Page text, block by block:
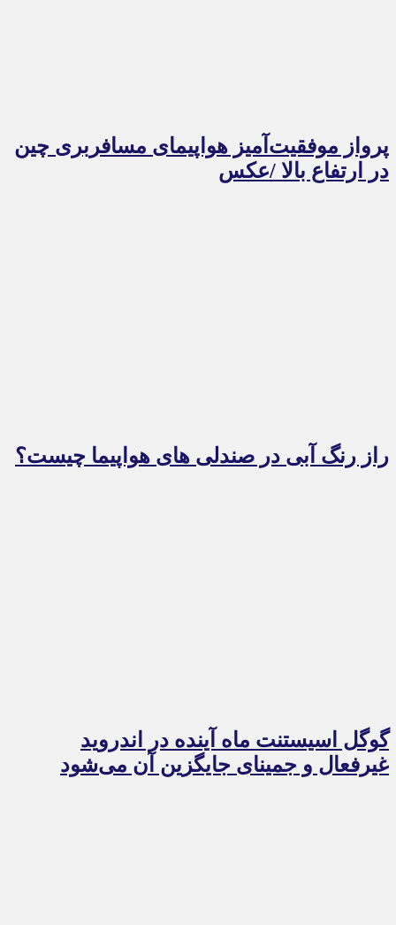
پرواز موفقیت‌آمیز هواپیمای مسافربری چین
در ارتفاع بالا /عکس
راز رنگ آبی در صندلی های هواپیما چیست؟
گوگل اسیستنت ماه آینده در اندروید
غیرفعال و جمینای جایگزین آن می‌شود